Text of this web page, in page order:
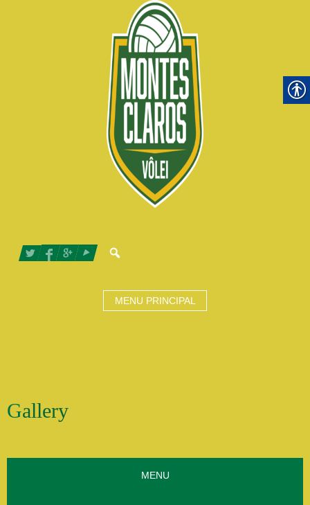
MENU PRINCIPAL
Gallery
MENU